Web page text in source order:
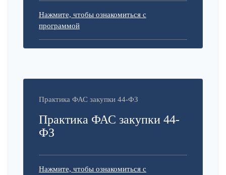
Нажмите, чтобы ознакомиться с
программой
Практика ФАС закупки 44-ФЗ
Практика ФАС закупки 44-
ФЗ
Нажмите, чтобы ознакомиться с